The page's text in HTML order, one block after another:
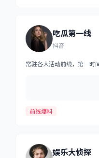
吃瓜第一线
抖音
常驻各大活动前线，第一时
前线爆料
娱乐大侦探